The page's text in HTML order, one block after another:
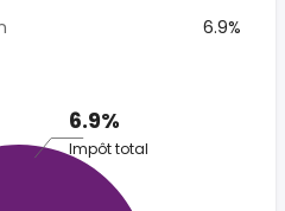
6.9%
6.9%
Impôt total